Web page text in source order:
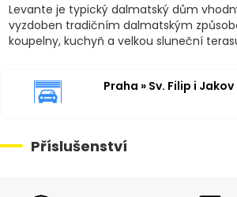
Levante je typický dalmatský dům
vyzdoben tradičním dalmatským
koupelny, kuchyň a velkou sluneční
Praha » Sv. Filip i Jakov
Příslušenství